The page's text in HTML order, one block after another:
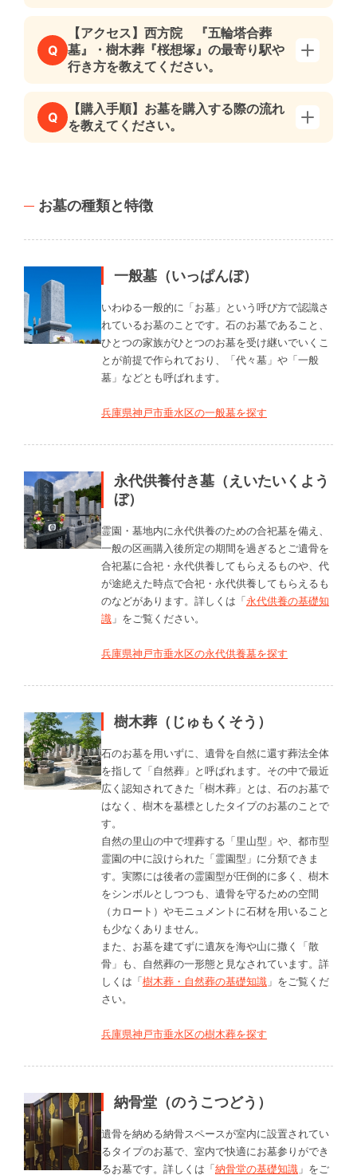
Q
【アクセス】西方院 『五輪塔合葬
墓』・樹木葬『桜想塚』の最寄り駅や
行き方を教えてください。
Q
【購入手順】お墓を購入する際の流れ
を教えてください。
お墓の種類と特徴
一般墓（いっぱんぼ）
いわゆる一般的に「お墓」という呼び方で認識さ
れているお墓のことです。石のお墓であること、
ひとつの家族がひとつのお墓を受け継いでいくこ
とが前提で作られており、「代々墓」や「一般
墓」などとも呼ばれます。
兵庫県神戸市垂水区の一般墓を探す
永代供養付き墓（えいたいくよう
ぼ）
霊園・墓地内に永代供養のための合祀墓を備え、
一般の区画購入後所定の期間を過ぎるとご遺骨を
合祀墓に合祀・永代供養してもらえるものや、代
が途絶えた時点で合祀・永代供養してもらえるも
のなどがあります。詳しくは「永代供養の基礎知
識 」をご覧ください。
兵庫県神戸市垂水区の永代供養墓を探す
樹木葬（じゅもくそう）
石のお墓を用いずに、遺骨を自然に還す葬法全体
を指して「自然葬」と呼ばれます。その中で最近
広く認知されてきた「樹木葬」とは、石のお墓で
はなく、樹木を墓標としたタイプのお墓のことで
す。
自然の里山の中で埋葬する「里山型」や、都市型
霊園の中に設けられた「霊園型」に分類できま
す。実際には後者の霊園型が圧倒的に多く、樹木
をシンボルとしつつも、遺骨を守るための空間
（カロート）やモニュメントに石材を用いること
も少なくありません。
また、お墓を建てずに遺灰を海や山に撒く「散
骨」も、自然葬の一形態と見なされています。詳
しくは「樹木葬・自然葬の基礎知識 」をご覧くだ
さい。
兵庫県神戸市垂水区の樹木葬を探す
納骨堂（のうこつどう）
遺骨を納める納骨スペースが室内に設置されてい
るタイプのお墓で、室内で快適にお墓参りができ
るお墓です。詳しくは「納骨堂の基礎知識 」をご